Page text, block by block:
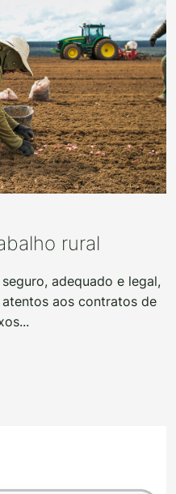
rural
adequado e legal,
aos contratos de